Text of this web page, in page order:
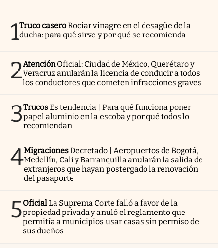
1Truco caseroRociar vinagre en el desagüe de la
ducha: para qué sirve y por qué se recomienda
2AtenciónOficial: Ciudad de México, Querétaro y
Veracruz anularán la licencia de conducir a todos
los conductores que cometen infracciones graves
3TrucosEs tendencia | Para qué funciona poner
papel aluminio en la escoba y por qué todos lo
recomiendan
4MigracionesDecretado | Aeropuertos de Bogotá,
Medellín, Cali y Barranquilla anularán la salida de
extranjeros que hayan postergado la renovación
del pasaporte
5OficialLa Suprema Corte falló a favor de la
propiedad privada y anuló el reglamento que
permitía a municipios usar casas sin permiso de
sus dueños